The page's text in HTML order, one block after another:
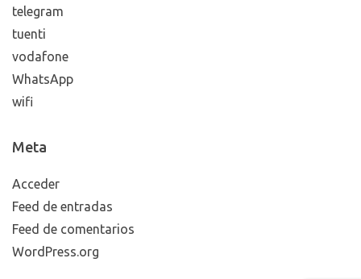
telegram
tuenti
vodafone
WhatsApp
wifi
Meta
Acceder
Feed de entradas
Feed de comentarios
WordPress.org